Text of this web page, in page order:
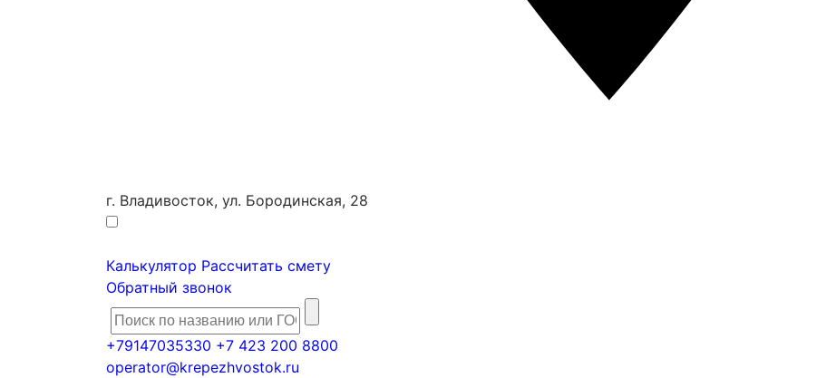
г. Владивосток, ул. Бородинская, 28
Калькулятор Рассчитать смету
Обратный звонок
+79147035330 +7 423 200 8800
operator@krepezhvostok.ru